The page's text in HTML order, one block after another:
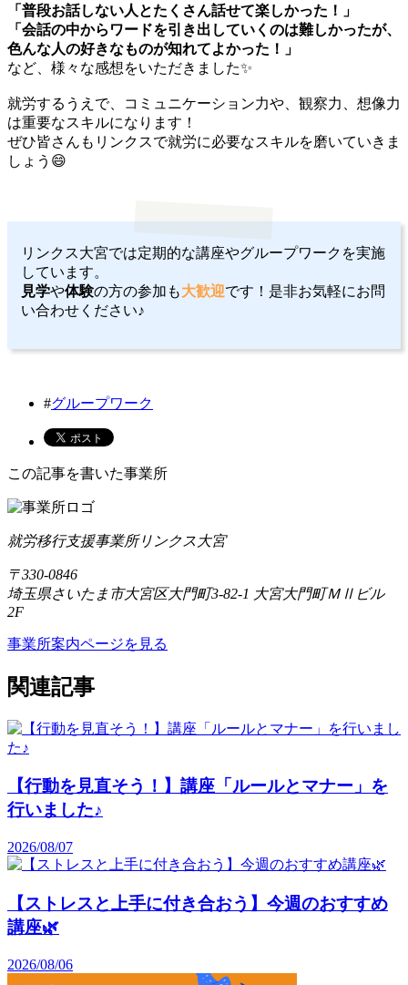
「普段お話しない人とたくさん話せて楽しかった！」
「会話の中からワードを引き出していくのは難しかったが、
色んな人の好きなものが知れてよかった！」
など、様々な感想をいただきました✨️
就労するうえで、コミュニケーション力や、観察力、想像力
は重要なスキルになります！
ぜひ皆さんもリンクスで就労に必要なスキルを磨いていきま
しょう😄
リンクス大宮では定期的な講座やグループワークを実施
しています。
見学や体験の方の参加も大歓迎です！是非お気軽にお問
い合わせください♪
#グループワーク
この記事を書いた事業所
就労移行支援事業所リンクス大宮
〒330-0846
埼玉県さいたま市大宮区大門町3-82-1 大宮大門町ＭⅡビル
2F
事業所案内ページを見る
関連記事
【行動を見直そう！】講座「ルールとマナー」を
行いました♪
2026/08/07
【ストレスと上手に付き合おう】今週のおすすめ
講座🌿
2026/08/06